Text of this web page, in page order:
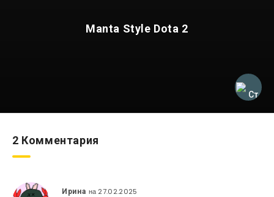
Manta Style Dota 2
2 Комментария
Ирина на 27.02.2025